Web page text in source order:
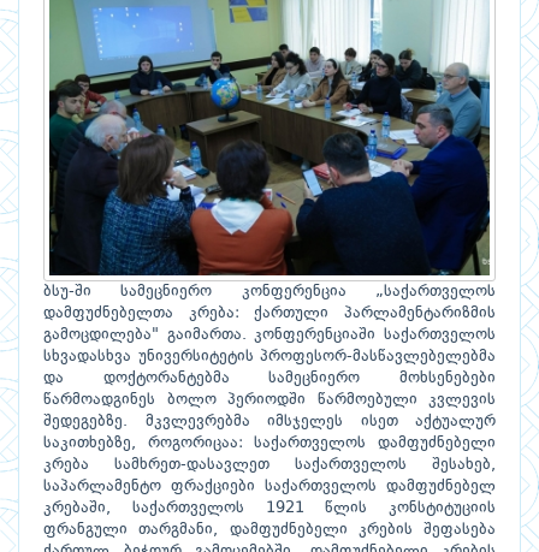
ბსუ-ში სამეცნიერო კონფერენცია „საქართველოს
დამფუძნებელთა კრება: ქართული პარლამენტარიზმის
გამოცდილება" გაიმართა. კონფერენციაში საქართველოს
სხვადასხვა უნივერსიტეტის პროფესორ-მასწავლებელებმა
და დოქტორანტებმა სამეცნიერო მოხსენებები
წარმოადგინეს ბოლო პერიოდში წარმოებული კვლევის
შედეგებზე. მკვლევრებმა იმსჯელეს ისეთ აქტუალურ
საკითხებზე, როგორიცაა: საქართველოს დამფუძნებელი
კრება სამხრეთ-დასავლეთ საქართველოს შესახებ,
საპარლამენტო ფრაქციები საქართველოს დამფუძნებელ
კრებაში, საქართველოს 1921 წლის კონსტიტუციის
ფრანგული თარგმანი, დამფუძნებელი კრების შეფასება